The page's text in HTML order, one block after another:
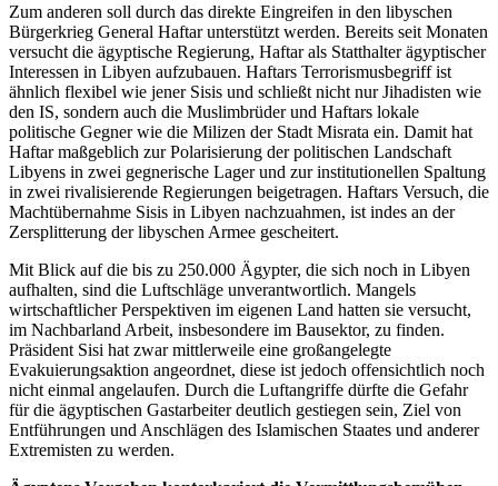
Zum anderen soll durch das direkte Eingreifen in den libyschen
Bürgerkrieg General Haftar unterstützt werden. Bereits seit Monaten
versucht die ägyptische Regierung, Haftar als Statthalter ägyptischer
Interessen in Libyen aufzubauen. Haftars Terrorismusbegriff ist
ähnlich flexibel wie jener Sisis und schließt nicht nur Jihadisten wie
den IS, sondern auch die Muslimbrüder und Haftars lokale
politische Gegner wie die Milizen der Stadt Misrata ein. Damit hat
Haftar maßgeblich zur Polarisierung der politischen Landschaft
Libyens in zwei gegnerische Lager und zur institutionellen Spaltung
in zwei rivalisierende Regierungen beigetragen. Haftars Versuch, die
Machtübernahme Sisis in Libyen nachzuahmen, ist indes an der
Zersplitterung der libyschen Armee gescheitert.
Mit Blick auf die bis zu 250.000 Ägypter, die sich noch in Libyen
aufhalten, sind die Luftschläge unverantwortlich. Mangels
wirtschaftlicher Perspektiven im eigenen Land hatten sie versucht,
im Nachbarland Arbeit, insbesondere im Bausektor, zu finden.
Präsident Sisi hat zwar mittlerweile eine großangelegte
Evakuierungsaktion angeordnet, diese ist jedoch offensichtlich noch
nicht einmal angelaufen. Durch die Luftangriffe dürfte die Gefahr
für die ägyptischen Gastarbeiter deutlich gestiegen sein, Ziel von
Entführungen und Anschlägen des Islamischen Staates und anderer
Extremisten zu werden.